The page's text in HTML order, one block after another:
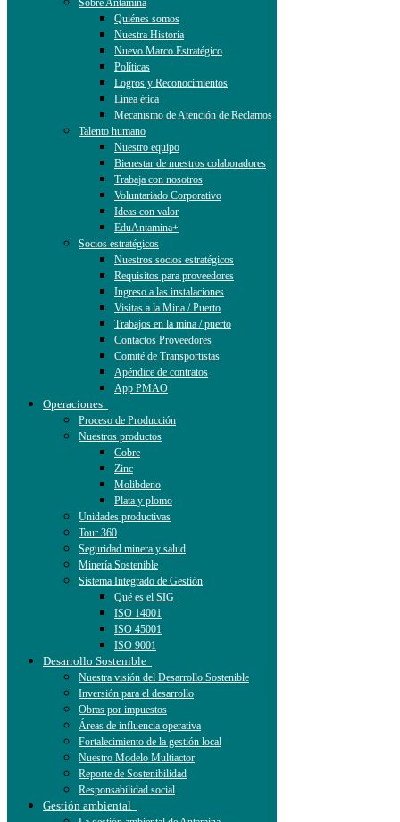
Quiénes somos
Nuestra Historia
Nuevo Marco Estratégico
Políticas
Logros y Reconocimientos
Línea ética
Mecanismo de Atención de Reclamos
Talento humano
Nuestro equipo
Bienestar de nuestros colaboradores
Trabaja con nosotros
Voluntariado Corporativo
Ideas con valor
EduAntamina+
Socios estratégicos
Nuestros socios estratégicos
Requisitos para proveedores
Ingreso a las instalaciones
Visitas a la Mina / Puerto
Trabajos en la mina / puerto
Contactos Proveedores
Comité de Transportistas
Apéndice de contratos
App PMAO
Operaciones
Proceso de Producción
Nuestros productos
Cobre
Zinc
Molibdeno
Plata y plomo
Unidades productivas
Tour 360
Seguridad minera y salud
Minería Sostenible
Sistema Integrado de Gestión
Qué es el SIG
ISO 14001
ISO 45001
ISO 9001
Desarrollo Sostenible
Nuestra visión del Desarrollo Sostenible
Inversión para el desarrollo
Obras por impuestos
Áreas de influencia operativa
Fortalecimiento de la gestión local
Nuestro Modelo Multiactor
Reporte de Sostenibilidad
Responsabilidad social
Gestión ambiental